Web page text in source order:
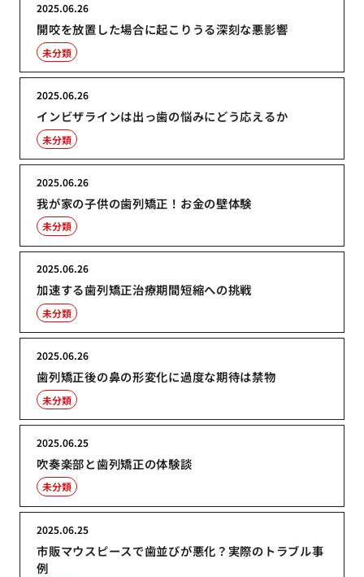
開咬を放置した場合に起こりうる深刻な悪影響
2025.06.26
未分類
インビザラインは出っ歯の悩みにどう応えるか
2025.06.26
未分類
我が家の子供の歯列矯正！お金の壁体験
2025.06.26
未分類
加速する歯列矯正治療期間短縮への挑戦
2025.06.26
未分類
歯列矯正後の鼻の形変化に過度な期待は禁物
2025.06.26
未分類
吹奏楽部と歯列矯正の体験談
2025.06.25
未分類
市販マウスピースで歯並びが悪化？実際のトラブル事
例
2025.06.25